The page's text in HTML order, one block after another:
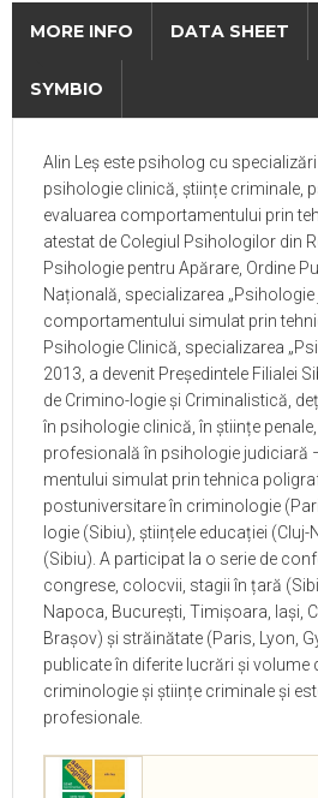
MORE INFO DATA SHEET
SYMBIO
Alin Leș este psiholog cu
psihologie clinică, științe criminale,
evaluarea comportamentului prin
atestat de Colegiul Psihologilor din
Psihologie pentru Apărare, Ordine
Națională, specializarea
comportamentului simulat prin
Psihologie Clinică, specializarea
2013, a devenit Președintele Filialei
de Crimino-logie și Criminalistică,
în psihologie clinică, în științe
profesională în psihologie judiciară
mentului simulat prin tehnica
postuniversitare în criminologie
logie (Sibiu), științele educației
(Sibiu). A participat la o serie de
congrese, colocvii, stagii în țară
Napoca, București, Timișoara, Iași,
Brașov) și străinătate (Paris, Lyon,
publicate în diferite lucrări și volume
criminologie și științe criminale și
profesionale.